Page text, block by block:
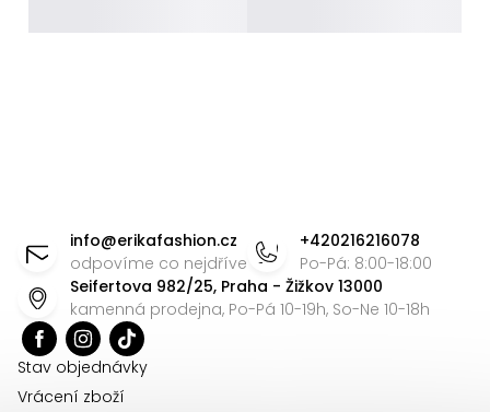
info@erikafashion.cz
odpovíme co nejdříve
+420216216078
Po-Pá: 8:00-18:00
Seifertova 982/25, Praha - Žižkov 13000
kamenná prodejna, Po-Pá 10-19h, So-Ne 10-18h
Stav objednávky
Vrácení zboží